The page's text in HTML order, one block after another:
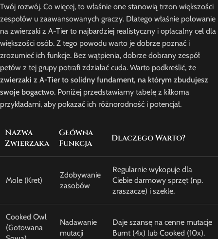
Twój rozwój. Co więcej, to właśnie one stanowią trzon większości
zespołów u zaawansowanych graczy. Dlatego właśnie polowanie
na zwierzaki z A-Tier to najbardziej realistyczny i opłacalny cel dla
większości osób. Z tego powodu warto je dobrze poznać i
zrozumieć ich funkcje. Bez wątpienia, dobrze dobrany zespół
petów z tej grupy potrafi zdziałać cuda. Warto podkreślić, że
zwierzaki z A-Tier to solidny fundament, na którym zbudujesz
swoje bogactwo. Poniżej przedstawiamy tabelę z kilkoma
przykładami, aby pokazać ich różnorodność i potencjał.
Nazwa
Zwierzaka
Główna
Funkcja
Dlaczego Warto?
Mole (Kret)
Zdobywanie
zasobów
Regularnie wykopuje dla
Ciebie darmowy sprzęt (np.
zraszacze) i szekle.
Cooked Owl
(Gotowana
Nadawanie
mutacji
Daje szansę na cenne mutacje
Burnt (4x) lub Cooked (10x).